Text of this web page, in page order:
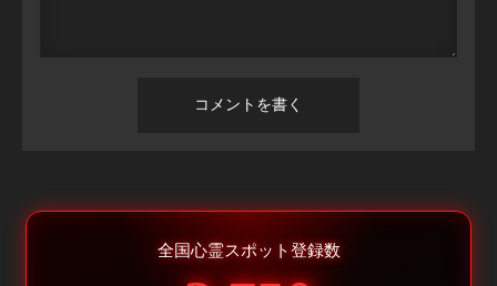
全国心霊スポット登録数